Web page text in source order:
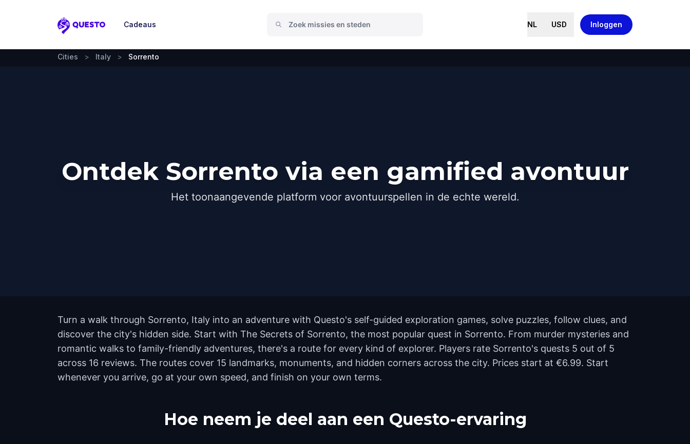
Questo
Cadeaus NL USD Inloggen
Cities > Italy > Sorrento
Ontdek Sorrento via een gamified avontuur
Het toonaangevende platform voor avontuurspellen in de echte wereld.
Turn a walk through Sorrento, Italy into an adventure with Questo's self-guided exploration games, solve puzzles, follow clues, and
discover the city's hidden side. Start with The Secrets of Sorrento, the most popular quest in Sorrento. From murder mysteries and
romantic walks to family-friendly adventures, there's a route for every kind of explorer. Players rate Sorrento's quests 5 out of 5
across 16 reviews. The routes cover 15 landmarks, monuments, and hidden corners across the city. Prices start at €6.99. Start
whenever you arrive, go at your own speed, and finish on your own terms.
Hoe neem je deel aan een Questo-ervaring